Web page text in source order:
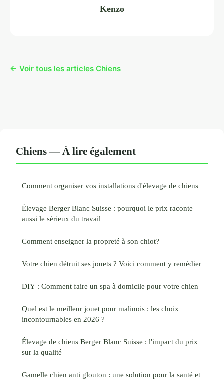
Kenzo
← Voir tous les articles Chiens
Chiens — À lire également
Comment organiser vos installations d'élevage de chiens
Élevage Berger Blanc Suisse : pourquoi le prix raconte
aussi le sérieux du travail
Comment enseigner la propreté à son chiot?
Votre chien détruit ses jouets ? Voici comment y remédier
DIY : Comment faire un spa à domicile pour votre chien
Quel est le meilleur jouet pour malinois : les choix
incontournables en 2026 ?
Élevage de chiens Berger Blanc Suisse : l'impact du prix
sur la qualité
Gamelle chien anti glouton : une solution pour la santé et